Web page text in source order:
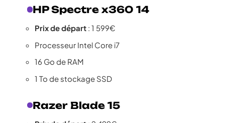
HP Spectre x360 14
Prix de départ : 1 599€
Processeur Intel Core i7
16 Go de RAM
1 To de stockage SSD
Razer Blade 15